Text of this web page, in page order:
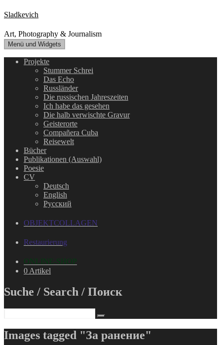
Zum
Inhalt
springen
Sladkevich
Art, Photography & Journalism
Menü und Widgets
Projekte
Stummer Schrei
Das Echo
Russländer
Die russischen Jahreszeiten
Ich habe das gesehen
Die halb verwischte Gravur
Geisterorte
Compañera Cuba
Reisewelt
Bücher
Publikationen (Auswahl)
Poesie
CV
Deutsch
English
Русский
OBJEKTCOLLAGEN
Restaurierung
ONLINE-SHOP
0 Artikel
Suche / Search / Поиск
Images tagged "За ранение"